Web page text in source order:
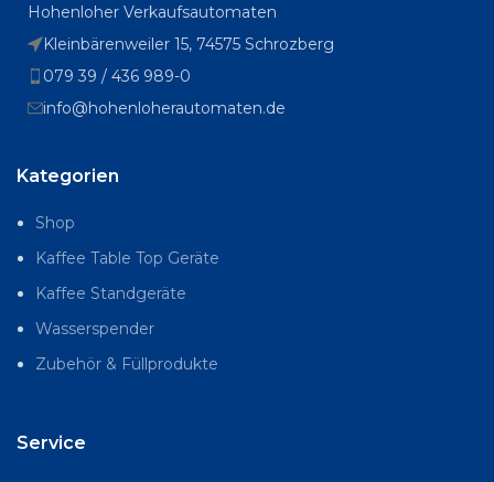
Hohenloher Verkaufsautomaten
Kleinbärenweiler 15, 74575 Schrozberg
079 39 / 436 989-0
info@hohenloherautomaten.de
Kategorien
Shop
Kaffee Table Top Geräte
Kaffee Standgeräte
Wasserspender
Zubehör & Füllprodukte
Service